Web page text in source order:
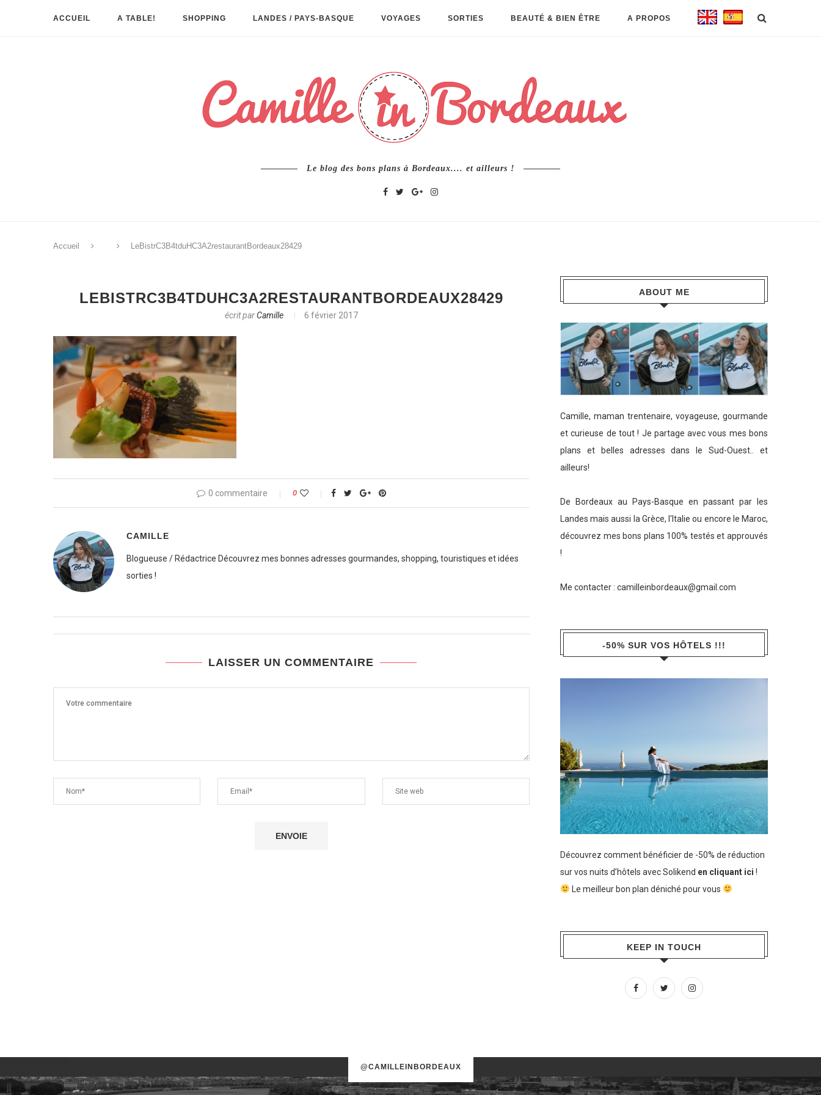
ACCUEIL A TABLE! SHOPPING LANDES / PAYS-BASQUE VOYAGES SORTIES BEAUTÉ & BIEN ÊTRE A PROPOS
Le blog des bons plans à Bordeaux.... et ailleurs !
Accueil LeBistrC3B4tduHC3A2restaurantBordeaux28429
LEBISTRC3B4TDUHC3A2RESTAURANTBORDEAUX28429
écrit parCamille 6 février 2017
0 commentaire 0
CAMILLE
Blogueuse / Rédactrice Découvrez mes bonnes adresses gourmandes, shopping, touristiques et idées
sorties !
LAISSER UN COMMENTAIRE
ABOUT ME
Camille, maman trentenaire, voyageuse, gourmande
et curieuse de tout ! Je partage avec vous mes bons
plans et belles adresses dans le Sud-Ouest.. et
ailleurs!
De Bordeaux au Pays-Basque en passant par les
Landes mais aussi la Grèce, l'Italie ou encore le Maroc,
découvrez mes bons plans 100% testés et approuvés
!
Me contacter : camilleinbordeaux@gmail.com
-50% SUR VOS HÔTELS !!!
Découvrez comment bénéficier de -50% de réduction
sur vos nuits d’hôtels avec Solikend en cliquant ici !
Le meilleur bon plan déniché pour vous
KEEP IN TOUCH
@CAMILLEINBORDEAUX